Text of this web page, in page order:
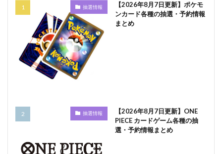
抽選情報
【2026年8月7日更新】ポケモ
ンカード各種の抽選・予約情報
まとめ
抽選情報
【2026年8月7日更新】ONE
PIECE カードゲーム各種の抽
選・予約情報まとめ